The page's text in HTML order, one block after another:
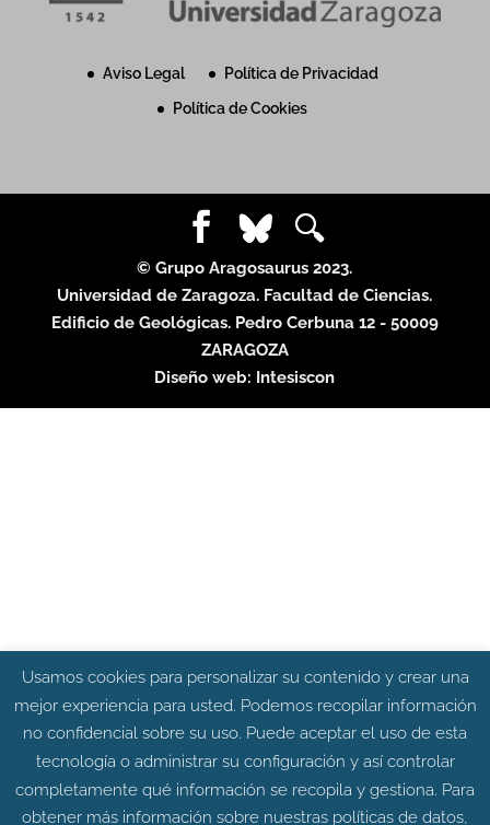
Aviso Legal
Política de Privacidad
Política de Cookies
© Grupo Aragosaurus 2023.
Universidad de Zaragoza. Facultad de Ciencias.
Edificio de Geológicas. Pedro Cerbuna 12 - 50009
ZARAGOZA
Diseño web: Intesiscon
Usamos cookies para personalizar su contenido y crear una
mejor experiencia para usted. Podemos recopilar información
no confidencial sobre su uso. Puede aceptar el uso de esta
tecnología o administrar su configuración y así controlar
completamente qué información se recopila y gestiona. Para
obtener más información sobre nuestras políticas de datos,